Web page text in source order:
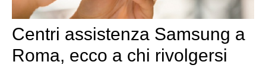
Centri assistenza Samsung a
Roma, ecco a chi rivolgersi